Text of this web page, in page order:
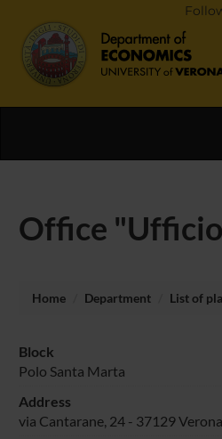
Office
Home Department List of
Block
Polo Santa Marta
Address
via Cantarane, 24 - 37129 Verona